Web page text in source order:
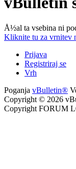
Å½al ta vsebina ni
Kliknite tu za vrnitev
Prijava
Registriraj se
Vrh
Poganja vBulletin®
Copyright © 2026
Copyright FORUM